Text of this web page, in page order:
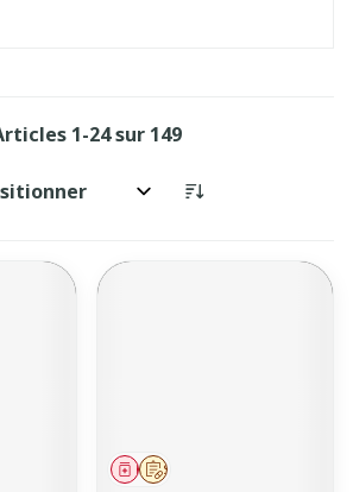
1-24sur 149
par:
Sur prescription
Médicament